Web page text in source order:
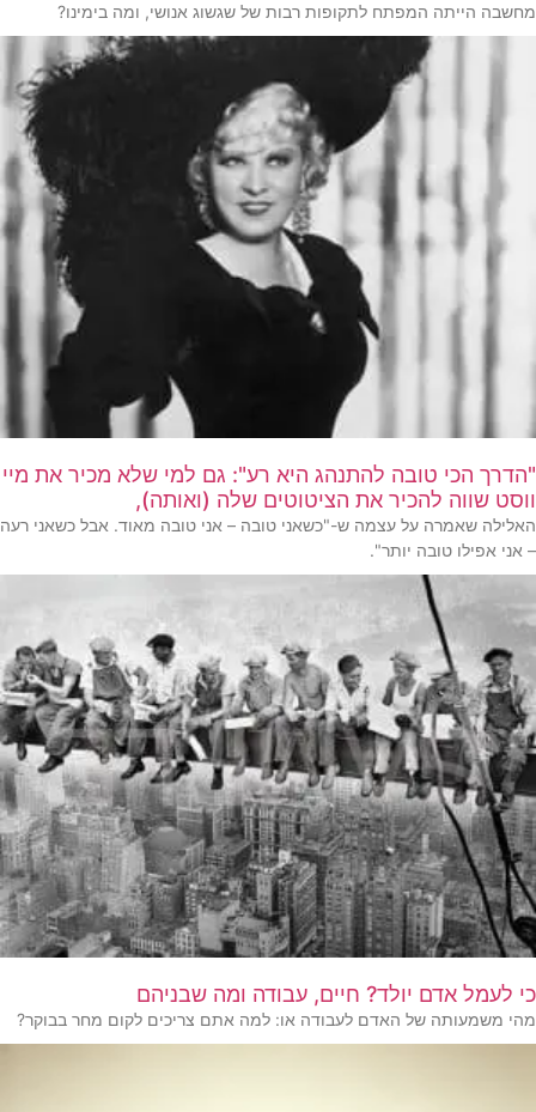
מחשבה הייתה המפתח לתקופות רבות של שגשוג אנושי, ומה בימינו?
"הדרך הכי טובה להתנהג היא רע": גם למי שלא מכיר את מיי
ווסט שווה להכיר את הציטוטים שלה (ואותה),
האלילה שאמרה על עצמה ש-"כשאני טובה – אני טובה מאוד. אבל כשאני רעה
– אני אפילו טובה יותר".
כי לעמל אדם יולד? חיים, עבודה ומה שבניהם
מהי משמעותה של האדם לעבודה או: למה אתם צריכים לקום מחר בבוקר?